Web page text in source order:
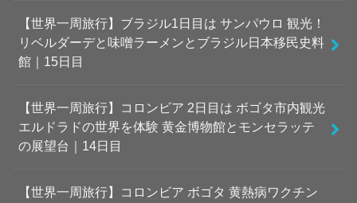
【世界一周旅行】ブラジル1日目は サンパウロ 観光！
リベルダーデと味噌ラーメンとブラジル日本移民史料
館｜15日目
【世界一周旅行】コロンビア 2日目は ボゴタ市内観光
エルドラドの世界を体験 黄金博物館とモンセラッテ
の展望台｜14日目
【世界一周旅行】コロンビア ボゴタ 黄熱病ワクチン